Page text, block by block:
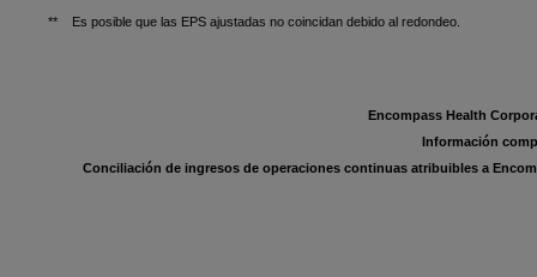
** Es posible que las EPS ajustadas no coincidan debido al redondeo.
Encompass Health
Información
Conciliación de ingresos de operaciones continuas atribuibles a